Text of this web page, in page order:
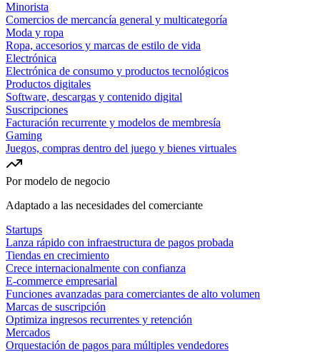
Minorista
Comercios de mercancía general y multicategoría
Moda y ropa
Ropa, accesorios y marcas de estilo de vida
Electrónica
Electrónica de consumo y productos tecnológicos
Productos digitales
Software, descargas y contenido digital
Suscripciones
Facturación recurrente y modelos de membresía
Gaming
Juegos, compras dentro del juego y bienes virtuales
Por modelo de negocio
Adaptado a las necesidades del comerciante
Startups
Lanza rápido con infraestructura de pagos probada
Tiendas en crecimiento
Crece internacionalmente con confianza
E-commerce empresarial
Funciones avanzadas para comerciantes de alto volumen
Marcas de suscripción
Optimiza ingresos recurrentes y retención
Mercados
Orquestación de pagos para múltiples vendedores